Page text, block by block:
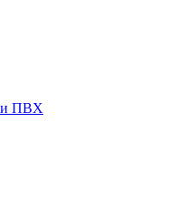
ПВХ